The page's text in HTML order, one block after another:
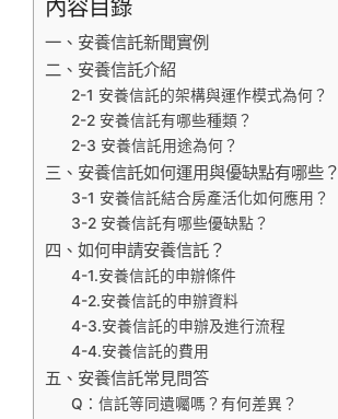
內容目錄
一、安養信託新聞實例
二、安養信託介紹
2-1 安養信託的架構與運作模式為何？
2-2 安養信託有哪些種類？
2-3 安養信託用途為何？
三、安養信託如何運用與優缺點有哪些？
3-1 安養信託結合房產活化如何應用？
3-2 安養信託有哪些優缺點？
四、如何申請安養信託？
4-1.安養信託的申辦條件
4-2.安養信託的申辦資料
4-3.安養信託的申辦及進行流程
4-4.安養信託的費用
五、安養信託常見問答
Q：信託等同遺囑嗎？有何差異？